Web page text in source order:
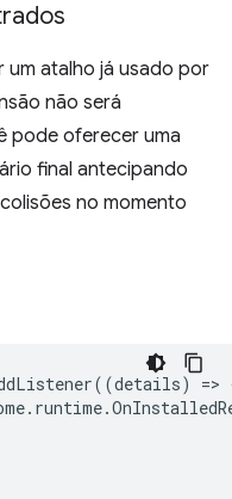
um atalho já usado por
não será
pode oferecer uma
final antecipando
no momento
((details) =>
. runtime.